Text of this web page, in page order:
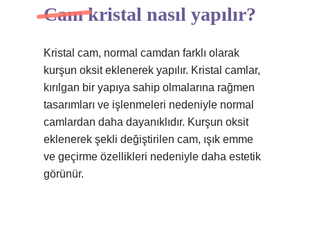
Cam kristal nasıl yapılır?
Kristal cam, normal camdan farklı olarak
kurşun oksit eklenerek yapılır. Kristal camlar,
kırılgan bir yapıya sahip olmalarına rağmen
tasarımları ve işlenmeleri nedeniyle normal
camlardan daha dayanıklıdır. Kurşun oksit
eklenerek şekli değiştirilen cam, ışık emme
ve geçirme özellikleri nedeniyle daha estetik
görünür.